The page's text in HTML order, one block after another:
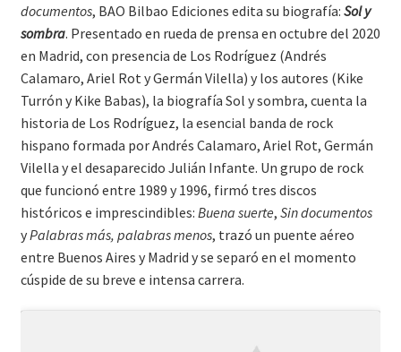
documentos, BAO Bilbao Ediciones edita su biografía: Sol y
sombra. Presentado en rueda de prensa en octubre del 2020
en Madrid, con presencia de Los Rodríguez (Andrés
Calamaro, Ariel Rot y Germán Vilella) y los autores (Kike
Turrón y Kike Babas), la biografía Sol y sombra, cuenta la
historia de Los Rodríguez, la esencial banda de rock
hispano formada por Andrés Calamaro, Ariel Rot, Germán
Vilella y el desaparecido Julián Infante. Un grupo de rock
que funcionó entre 1989 y 1996, firmó tres discos
históricos e imprescindibles: Buena suerte, Sin documentos
yPalabras más, palabras menos, trazó un puente aéreo
entre Buenos Aires y Madrid y se separó en el momento
cúspide de su breve e intensa carrera.